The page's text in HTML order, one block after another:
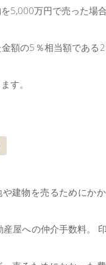
5,000万円で売った場
額の5％相当額である
す。
建物を売るためにか
産屋への仲介手数料。